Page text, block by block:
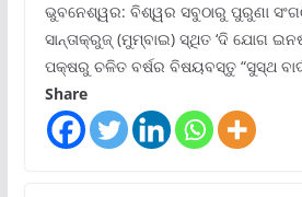
ଭୁବନେଶ୍ୱର: ବିଶ୍ୱର ସବୁଠାରୁ ପୁରୁଣା
ସାନ୍ତାକ୍ରୁଜ୍ (ମୁମ୍ବାଇ) ସ୍ଥିତ ‘ଦି ଯୋଗ
ପକ୍ଷରୁ ଚଳିତ ବର୍ଷର ବିଷୟବସ୍ତୁ “ସୁସ୍ଥ
Share